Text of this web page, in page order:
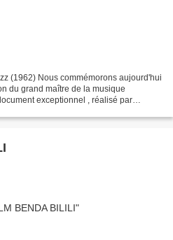
(1962) Nous commémorons aujourd'hui
du grand maître de la musique
exceptionnel , réalisé par